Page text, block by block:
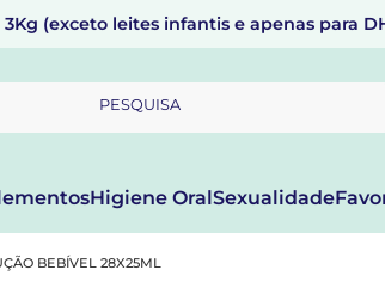
(exceto leites infantis e apenas para
PESQUISA
Higiene OralSexualidade
BEBÍVEL 28X25ML